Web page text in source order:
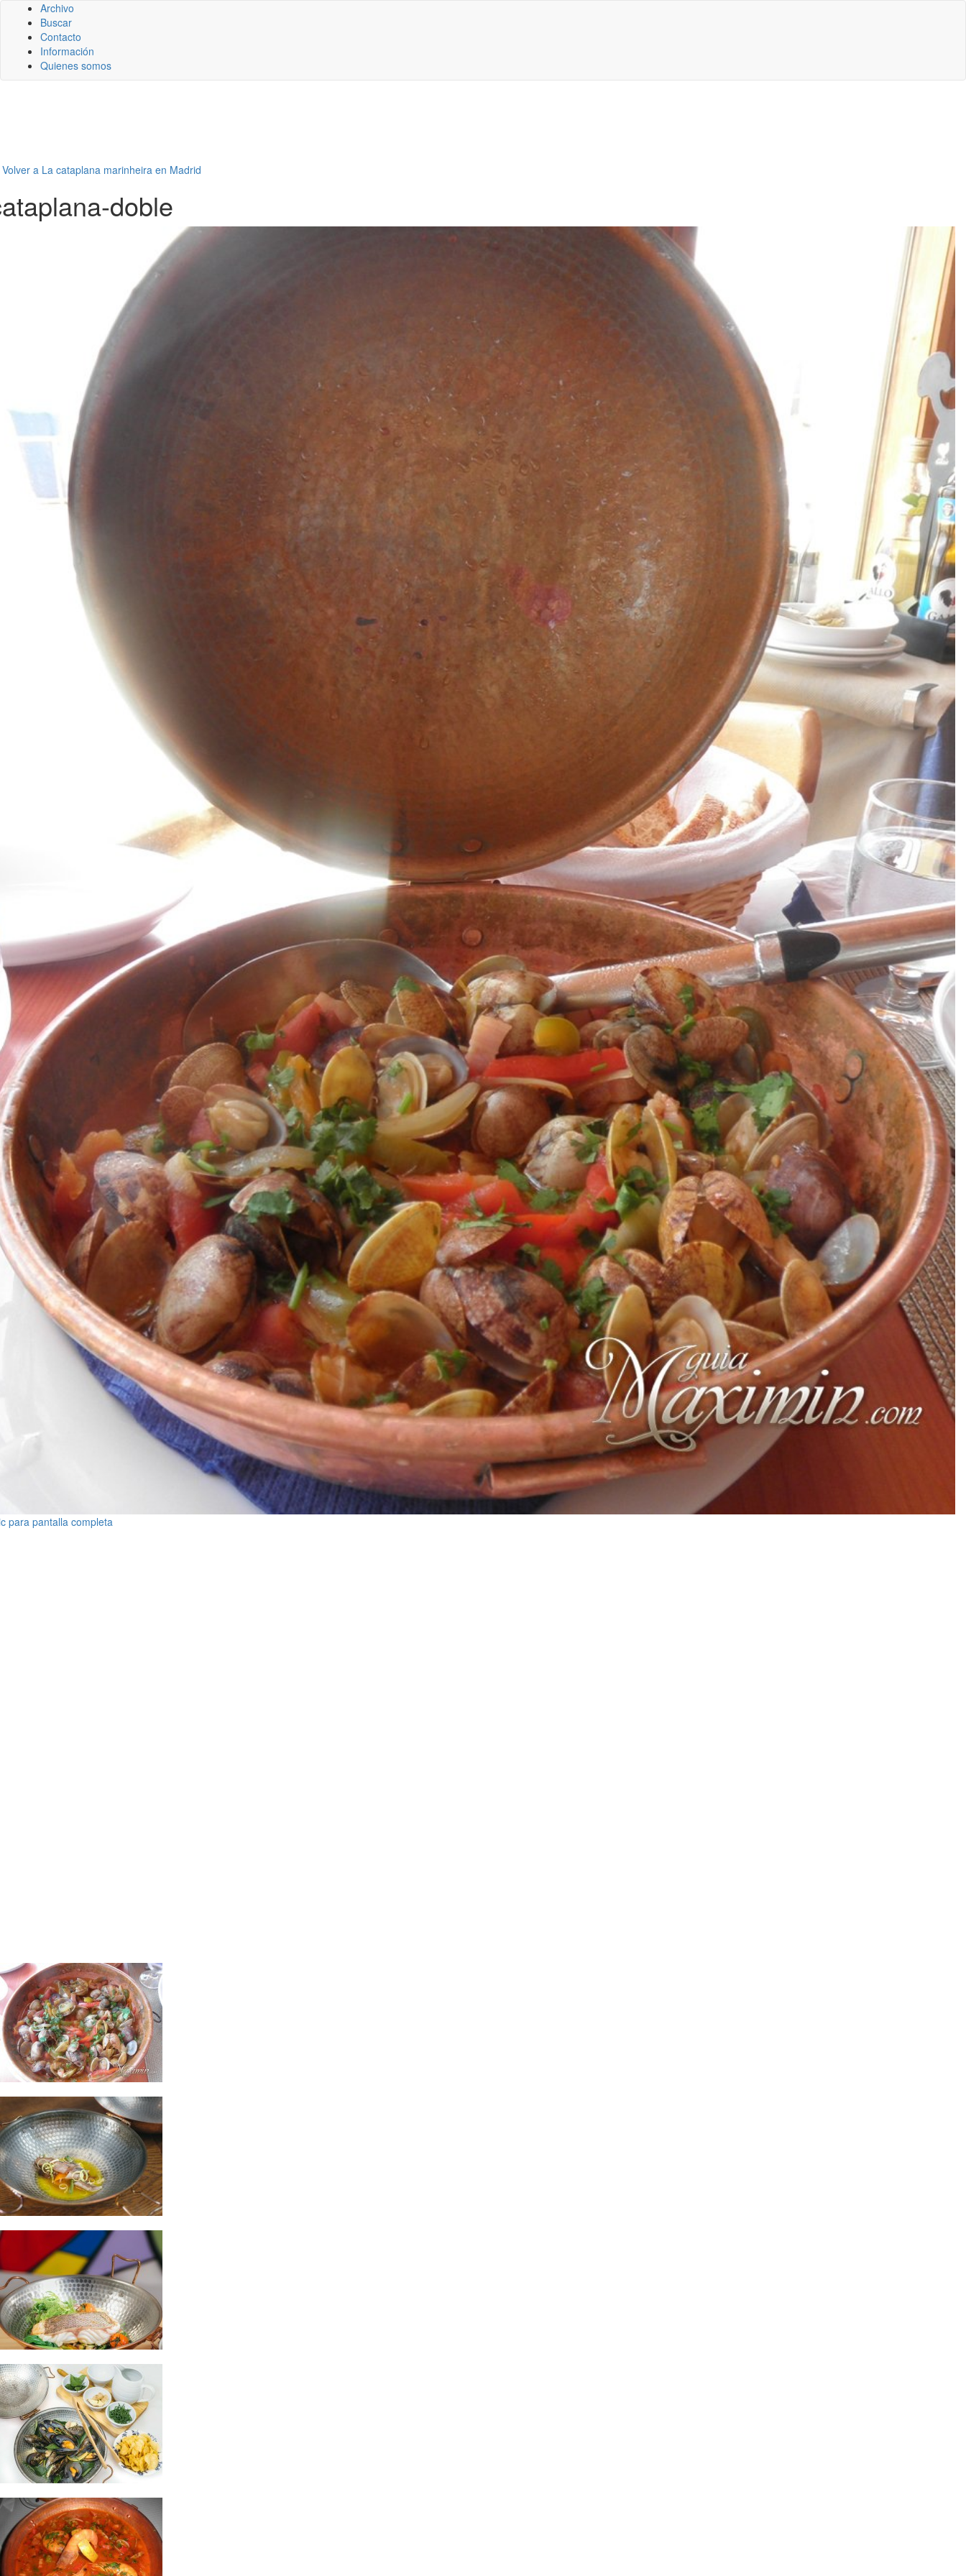
Archivo
Buscar
Contacto
Información
Quienes somos
Volver a La cataplana marinheira en Madrid
doble
para pantalla completa